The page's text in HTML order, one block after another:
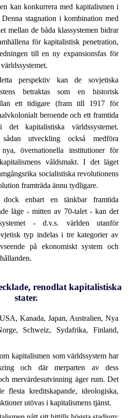
kan konkurrera med kapitalismen i
stagnation i kombination med
mellan de båda klassystemen bidrar
för kapitalistisk penetration,
till en ny expansionsfas för
perspektiv kan de sovjetiska
betraktas som en historisk
ett tidigare (fram till 1917 för
beroende och ett framtida
kapitalistiska världssystemet.
utveckling också medföra
övernationella institutioner för
våldsmakt. I det läget
socialistiska revolutionens
framträda ännu tydligare.
enbart en tänkbar framtida
läge - mitten av 70-talet - kan det
- d.v.s. världen utanför
typ indelas i tre kategorier av
på ekonomiskt system och
renodlat kapitalistiska
stater.
Kanada, Japan, Australien, Nya
Schweiz, Sydafrika, Finland,
kapitalismen som världssystem har
och där merparten av dess
mervärdesutvinning äger rum. Det
flesta kreditskapande, ideologiska,
utövas i kapitalismens tjänst.